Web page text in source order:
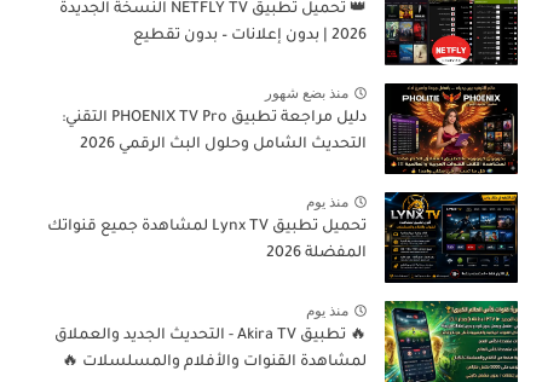
👑 تحميل تطبيق NETFLY TV النسخة الجديدة
2026 | بدون إعلانات – بدون تقطيع
منذ بضع شهور
دليل مراجعة تطبيق PHOENIX TV Pro التقني:
التحديث الشامل وحلول البث الرقمي 2026
منذ يوم
تحميل تطبيق Lynx TV لمشاهدة جميع قنواتك
المفضلة 2026
منذ يوم
🔥 تطبيق Akira TV - التحديث الجديد والعملاق
لمشاهدة القنوات والأفلام والمسلسلات 🔥